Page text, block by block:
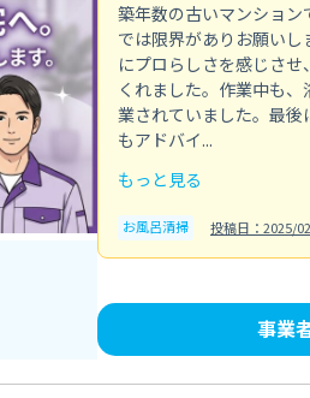
築年数の古いマンショ
では限界がありお願い
にプロらしさを感じさ
くれました。作業中も
業されていました。最
もアドバイ...
もっと見る
お風呂清掃 投稿日：2025/
事業